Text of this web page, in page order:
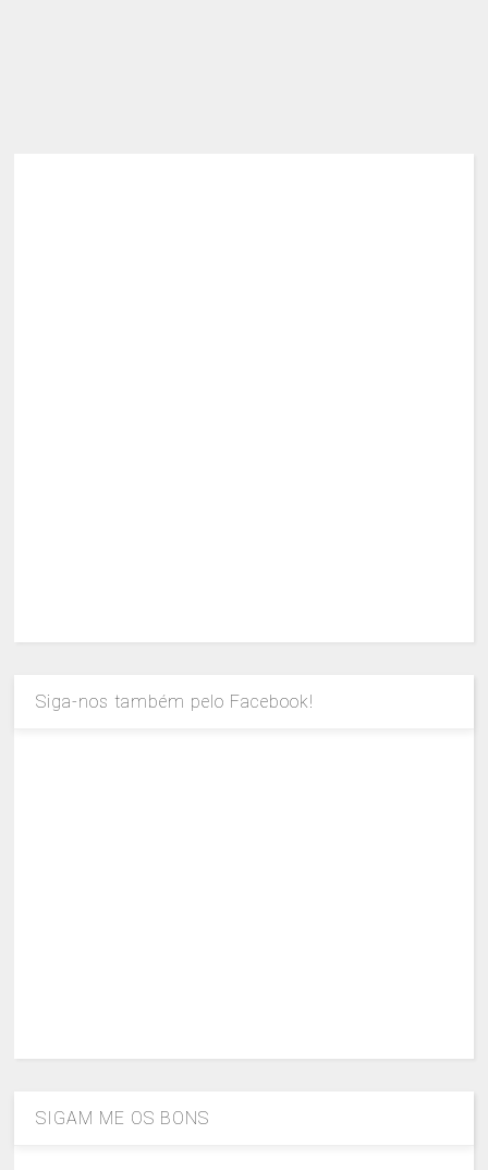
Siga-nos também pelo Facebook!
SIGAM ME OS BONS